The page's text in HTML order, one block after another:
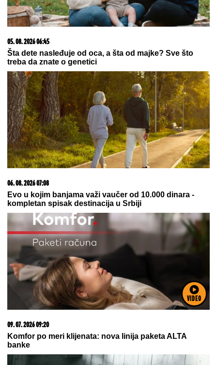
VIDEO
05. 08. 2026 06:45
Šta dete nasleđuje od oca, a šta od majke? Sve što
treba da znate o genetici
06. 08. 2026 07:08
Evo u kojim banjama važi vaučer od 10.000 dinara -
kompletan spisak destinacija u Srbiji
09. 07. 2026 09:20
Komfor po meri klijenata: nova linija paketa ALTA
banke